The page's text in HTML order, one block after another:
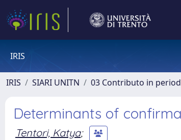
IRIS
IRIS SIARI UNITN 03 Contributo in
Determinants of
Tentori, Katya;